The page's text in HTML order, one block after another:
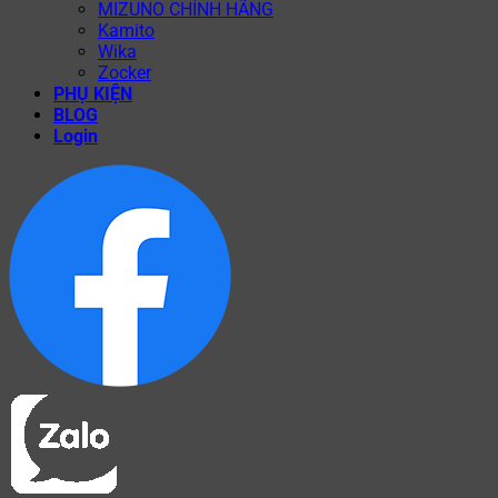
MIZUNO CHÍNH HÃNG
Kamito
Wika
Zocker
PHỤ KIỆN
BLOG
Login